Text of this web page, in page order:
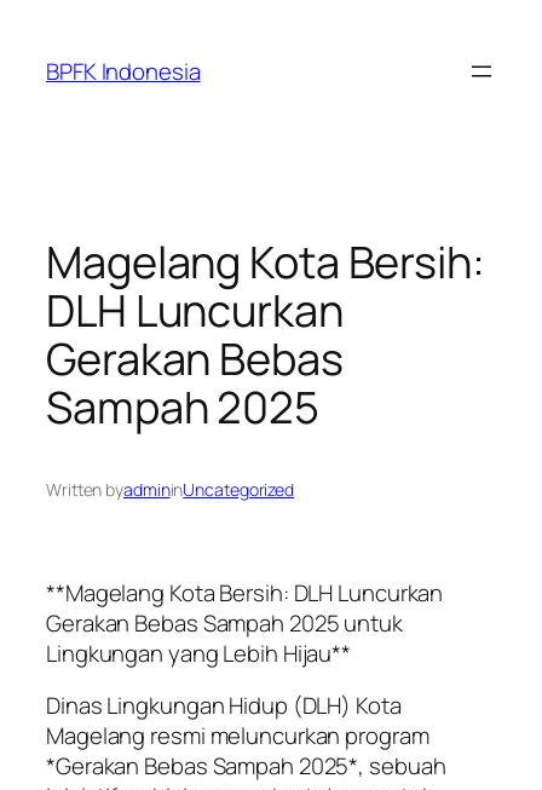
content
BPFK Indonesia
Magelang Kota Bersih:
DLH Luncurkan
Gerakan Bebas
Sampah 2025
Written byadmininUncategorized
**Magelang Kota Bersih: DLH Luncurkan
Gerakan Bebas Sampah 2025 untuk
Lingkungan yang Lebih Hijau**
Dinas Lingkungan Hidup (DLH) Kota
Magelang resmi meluncurkan program
*Gerakan Bebas Sampah 2025*, sebuah